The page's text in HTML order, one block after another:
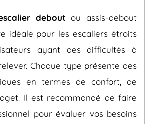
debout ou assis-debout
idéale pour les escaliers étroits
ayant des difficultés à
Chaque type présente des
en termes de confort, de
Il est recommandé de faire
pour évaluer vos besoins